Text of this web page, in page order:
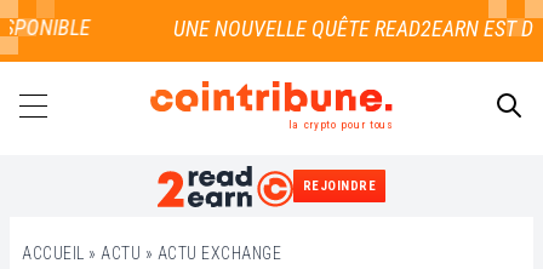
la crypto pour tous
REJOINDRE
ACCUEIL » ACTU » ACTU EXCHANGE